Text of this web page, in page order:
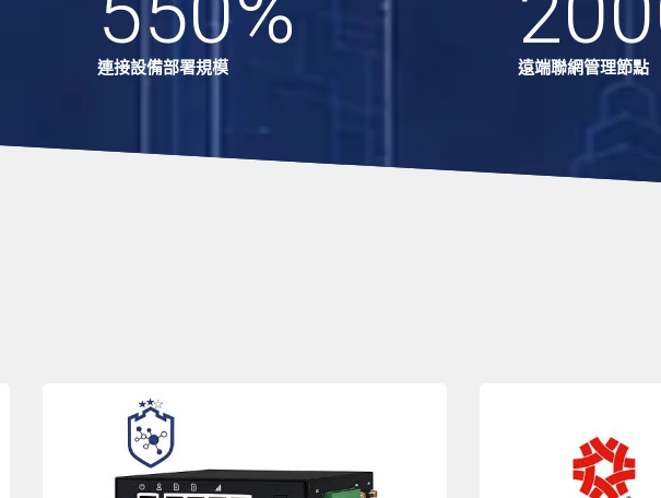
連接設備部署規模 遠端聯網管理節點